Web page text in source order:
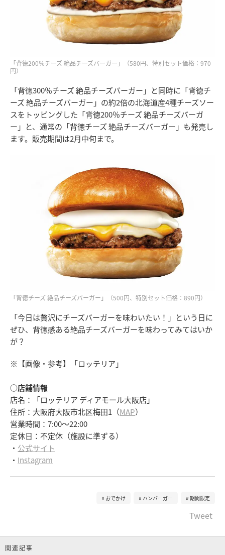
「背徳200％チーズ 絶品チーズバーガー」（580円、特別セット価格：970
円）
「背徳300％チーズ 絶品チーズバーガー」と同時に「背徳チ
ーズ 絶品チーズバーガー」の約2倍の北海道産4種チーズソー
スをトッピングした「背徳200％チーズ 絶品チーズバーガ
ー」と、通常の「背徳チーズ 絶品チーズバーガー」も発売し
ます。販売期間は2月中旬まで。
「背徳チーズ 絶品チーズバーガー」（500円、特別セット価格：890円）
「今日は贅沢にチーズバーガーを味わいたい！」という日に
ぜひ、背徳感ある絶品チーズバーガーを味わってみてはいか
が？
※【画像・参考】「ロッテリア」
○店舗情報
店名：「ロッテリア ディアモール大阪店」
住所：大阪府大阪市北区梅田1（MAP）
営業時間：7:00～22:00
定休日：不定休（施設に準ずる）
・ 公式サイト
・ Instagram
おでかけ ハンバーガー 期間限定
Tweet
関連記事